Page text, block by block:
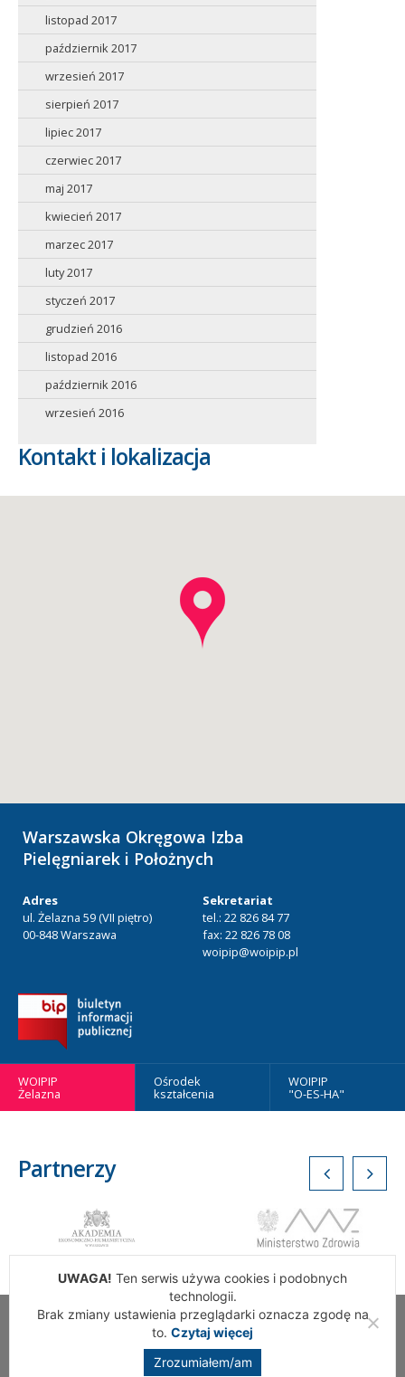
listopad 2017
październik 2017
wrzesień 2017
sierpień 2017
lipiec 2017
czerwiec 2017
maj 2017
kwiecień 2017
marzec 2017
luty 2017
styczeń 2017
grudzień 2016
listopad 2016
październik 2016
wrzesień 2016
Kontakt i lokalizacja
Warszawska Okręgowa Izba
Pielęgniarek i Położnych
Adres
ul. Żelazna 59 (VII piętro)
00-848 Warszawa
Sekretariat
tel.: 22 826 84 77
fax: 22 826 78 08
woipip@woipip.pl
WOIPIP
Żelazna
Ośrodek
kształcenia
WOIPIP
"O-ES-HA"
Partnerzy
Wszelkie Prawa Zastrzeżone. Warszawska Okręgowa Izba
Pielęgniarek i Położnych
addslashes.pl
UWAGA! Ten serwis używa cookies i podobnych
technologii.
Brak zmiany ustawienia przeglądarki oznacza zgodę na
to. Czytaj więcej
Zrozumiałem/am